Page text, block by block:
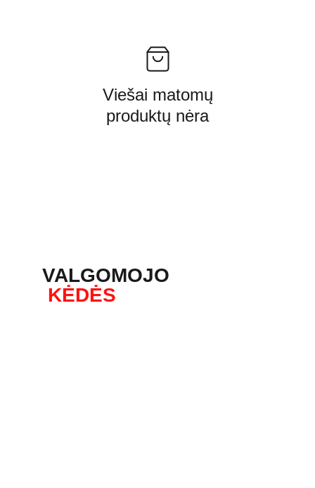
Viešai matomų
produktų nėra
VALGOMOJO
KĖDĖS